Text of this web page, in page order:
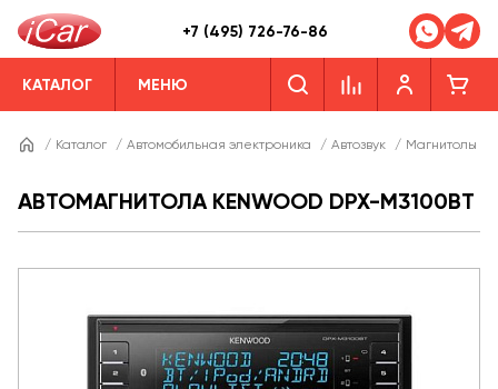
+7 (495) 726-76-86
КАТАЛОГ МЕНЮ
/ Каталог / Автомобильная электроника / Автозвук / Магнитолы
АВТОМАГНИТОЛА KENWOOD DPX-M3100BT